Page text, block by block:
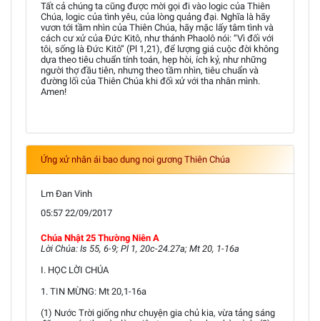
Tất cả chúng ta cũng được mời gọi đi vào logic của Thiên
Chúa, logic của tình yêu, của lòng quảng đại. Nghĩa là hãy
vươn tới tầm nhìn của Thiên Chúa, hãy mặc lấy tâm tình và
cách cư xử của Đức Kitô, như thánh Phaolô nói: “Vì đối với
tôi, sống là Đức Kitô” (Pl 1,21), để lượng giá cuộc đời không
dựa theo tiêu chuẩn tính toán, hẹp hòi, ích kỷ, như những
người thợ đầu tiên, nhưng theo tầm nhìn, tiêu chuẩn và
đường lối của Thiên Chúa khi đối xử với tha nhân mình.
Amen!
Ứng xử nhân ái bao dung noi gương Thiên Chúa
Lm Đan Vinh
05:57 22/09/2017
Chúa Nhật 25 Thường Niên A
Lời Chúa: Is 55, 6-9; Pl 1, 20c-24.27a; Mt 20, 1-16a
I. HỌC LỜI CHÚA
1. TIN MỪNG: Mt 20,1-16a
(1) Nước Trời giống như chuyện gia chủ kia, vừa tảng sáng